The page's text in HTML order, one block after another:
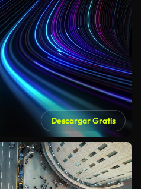
Descargar Gratis